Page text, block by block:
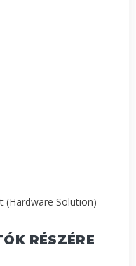
(Hardware Solution)
RÉSZÉRE